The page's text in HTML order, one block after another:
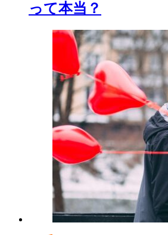
って本当？